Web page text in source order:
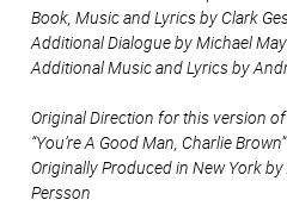
Book, Music and Lyrics by Clark
Additional Dialogue by Michael
Additional Music and Lyrics by
Original Direction for this version of
“You’re A Good Man, Charlie
Originally Produced in New York
Persson